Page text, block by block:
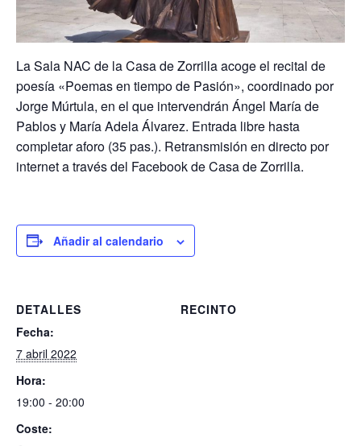
La Sala NAC de la Casa de Zorrilla acoge el recital de
poesía «Poemas en tiempo de Pasión», coordinado por
Jorge Múrtula, en el que intervendrán Ángel María de
Pablos y María Adela Álvarez. Entrada libre hasta
completar aforo (35 pas.). Retransmisión en directo por
internet a través del Facebook de Casa de Zorrilla.
Añadir al calendario
DETALLES
Fecha:
7 abril 2022
Hora:
19:00 - 20:00
Coste:
RECINTO